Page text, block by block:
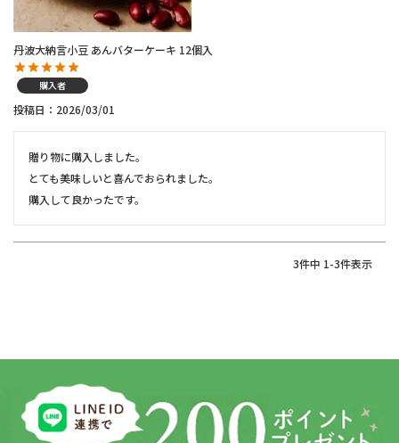
丹波大納言小豆 あんバターケーキ 12個入
購入者
投稿日 2026/03/01
贈り物に購入しました。
とても美味しいと喜んでおられました。
購入して良かったです。
3件中 1-3件表示